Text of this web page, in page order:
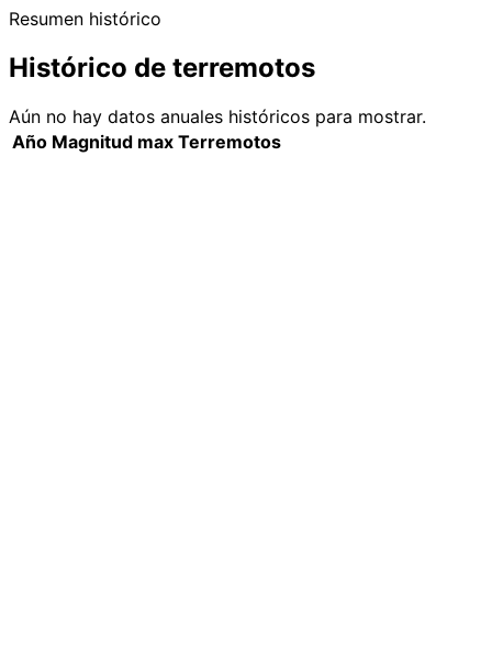
Resumen histórico
Histórico de terremotos
Aún no hay datos anuales históricos para mostrar.
Año Magnitud max Terremotos